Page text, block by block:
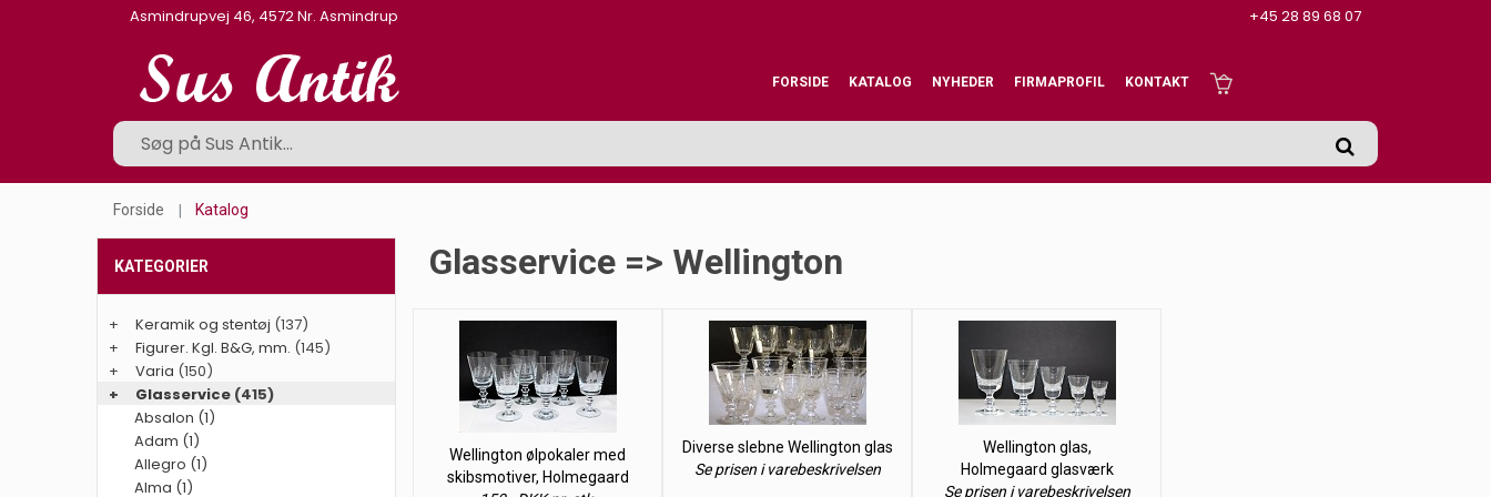
Asmindrupvej 46, 4572 Nr. Asmindrup +45 28 89 68 07
FORSIDE KATALOG NYHEDER FIRMAPROFIL KONTAKT
Forside Katalog
Glasservice => Wellington
Wellington ølpokaler med
skibsmotiver, Holmegaard
Diverse slebne Wellington glas
Se prisen i varebeskrivelsen
Wellington glas,
Holmegaard glasværk
Se prisen i varebeskrivelsen
KATEGORIER
+ Keramik og stentøj (137)
+
Figurer. Kgl. B&G, mm. (145)
+
Varia (150)
+
Glasservice (415)
Absalon (1)
Adam (1)
Allegro (1)
Alma (1)